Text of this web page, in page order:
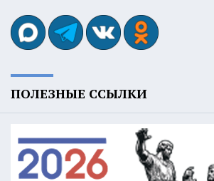
ПОЛЕЗНЫЕ ССЫЛКИ